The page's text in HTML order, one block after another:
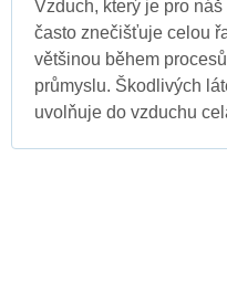
Vzduch, který je pro
často znečišťuje celou
většinou během
průmyslu. Škodlivých
uvolňuje do vzduchu